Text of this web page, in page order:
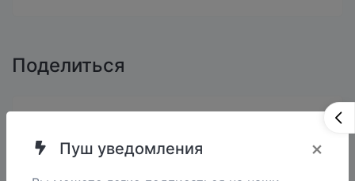
Поделиться
Пуш уведомления ×